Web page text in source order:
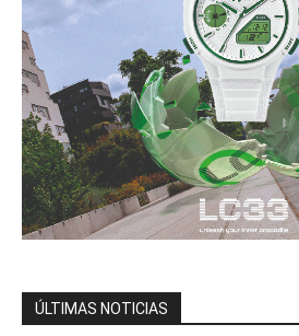
ÚLTIMAS NOTICIAS